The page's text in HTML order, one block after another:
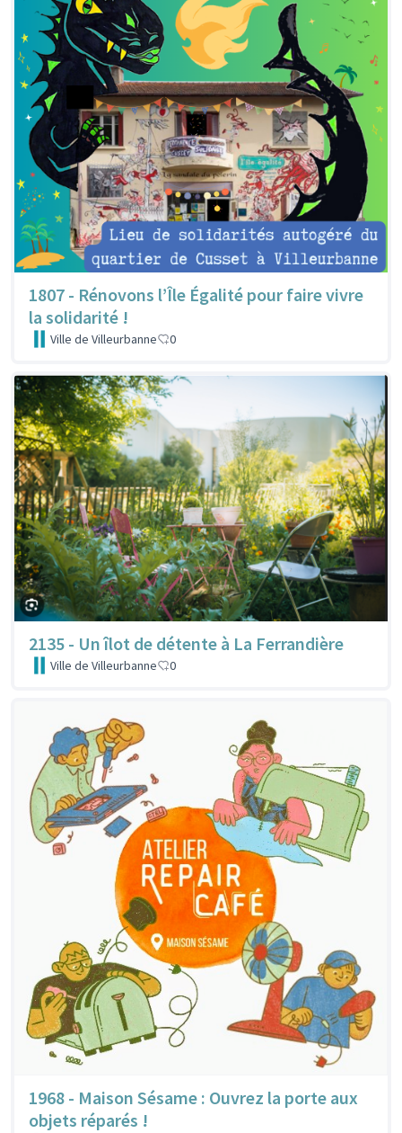
1807 - Rénovons l’Île Égalité pour faire vivre
la solidarité !
Ville de Villeurbanne 0
2135 - Un îlot de détente à La Ferrandière
Ville de Villeurbanne 0
1968 - Maison Sésame : Ouvrez la porte aux
objets réparés !